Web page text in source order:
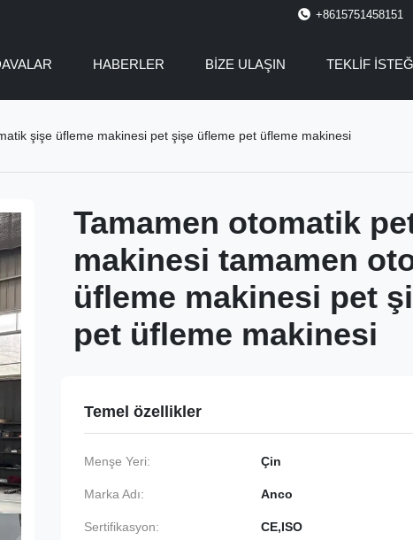
+8615751458151
HABERLER BIZE ULAŞIN TEKLIF
şişe üfleme makinesi pet şişe üfleme pet üfleme makinesi
Tamamen otomatik
makinesi tamamen
üfleme makinesi pet
pet üfleme makinesi
Temel özellikler
Menşe Yeri: Çin
Marka Adı: Anco
Sertifikasyon: CE,ISO